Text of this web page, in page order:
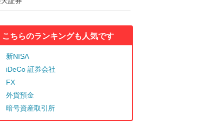
こちらのランキングも人気です
新NISA
iDeCo 証券会社
FX
外貨預金
暗号資産取引所